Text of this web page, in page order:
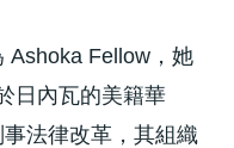
Ashoka Fellow，她
日內瓦的美籍華
法律改革，其組織